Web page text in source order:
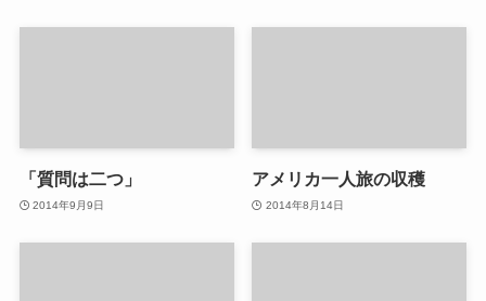
「質問は二つ」
2014年9月9日
アメリカ一人旅の収穫
2014年8月14日